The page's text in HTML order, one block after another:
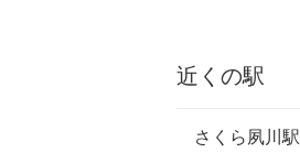
近くの駅
さくら夙川駅